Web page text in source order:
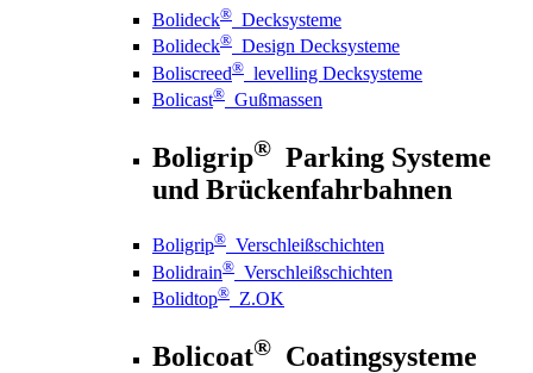
Bolideck® Decksysteme
Bolideck® Design Decksysteme
Boliscreed® levelling Decksysteme
Bolicast® Gußmassen
Boligrip® Parking Systeme
und Brückenfahrbahnen
Boligrip® Verschleißschichten
Bolidrain® Verschleißschichten
Bolidtop® Z.OK
Bolicoat® Coatingsysteme